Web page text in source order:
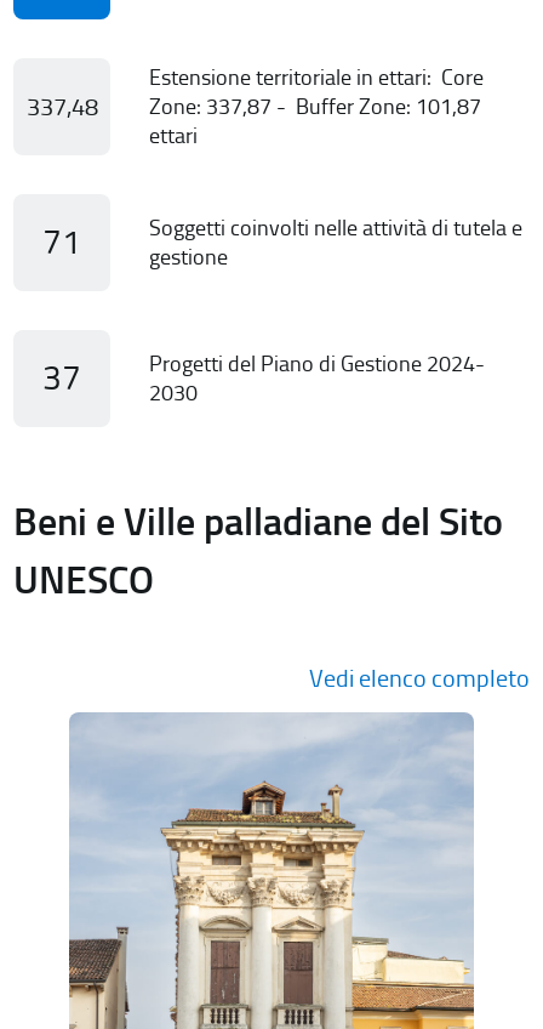
337,48
Estensione territoriale in ettari: Core
Zone: 337,87 - Buffer Zone: 101,87
ettari
71
Soggetti coinvolti nelle attività di tutela e
gestione
37
Progetti del Piano di Gestione 2024-
2030
Beni e Ville palladiane del Sito
UNESCO
Vedi elenco completo